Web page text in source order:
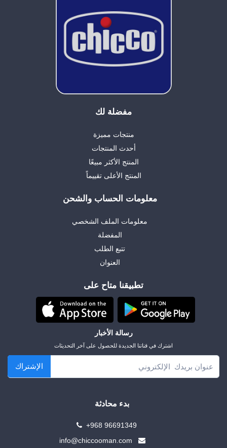
مفضلة لك
منتجات مميزة
أحدث المنتجات
المنتج الأكثر مبيعًا
المنتج الأعلى تقييماً
معلومات الحساب والشحن
معلومات الملف الشخصي
المفضلة
تتبع الطلب
العنوان
تطبيقنا متاح على
رسالة الأخبار
اشترك في قناتنا الجديدة للحصول على آخر التحديثات
الإشتراك
بدء محادثة
+968 96691349